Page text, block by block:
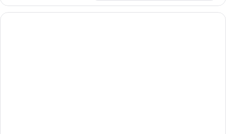
1
Schlafzimmer
(Accessible)